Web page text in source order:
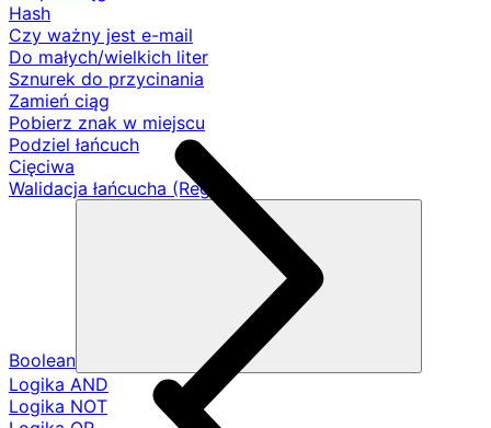
Hash
Czy ważny jest e-mail
Do małych/wielkich liter
Sznurek do przycinania
Zamień ciąg
Pobierz znak w miejscu
Podziel łańcuch
Cięciwa
Walidacja łańcucha (Regex)
Boolean
Logika AND
Logika NOT